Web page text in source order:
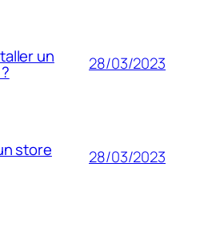
un 28/03/2023
store 28/03/2023